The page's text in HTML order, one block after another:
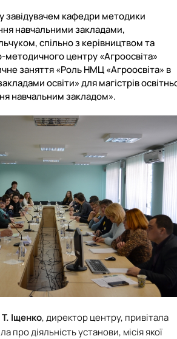
завідувачем кафедри методики
навчальними закладами,
спільно з керівництвом та
центру «Агроосвіта»
заняття «Роль НМЦ «Агроосвіта» в
освіти» для магістрів
навчальним закладом».
Т. Іщенко, директор центру, привітала
про діяльність установи, місія якої